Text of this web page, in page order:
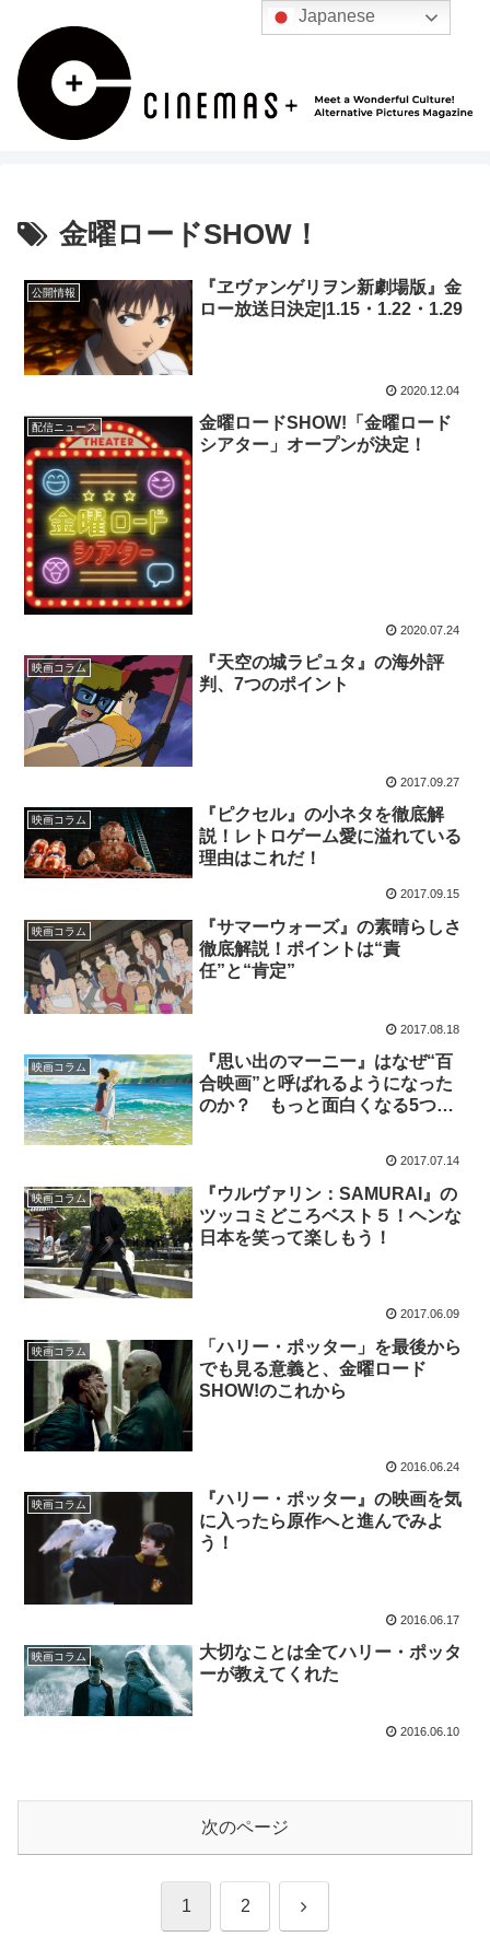
金曜ロードSHOW！
公開情報
『ヱヴァンゲリヲン新劇場版』金
ロー放送日決定|1.15・1.22・1.29
2020.12.04
配信ニュース
金曜ロードSHOW!「金曜ロード
シアター」オープンが決定！
2020.07.24
映画コラム
『天空の城ラピュタ』の海外評
判、7つのポイント
2017.09.27
映画コラム
『ピクセル』の小ネタを徹底解
説！レトロゲーム愛に溢れている
理由はこれだ！
2017.09.15
映画コラム
『サマーウォーズ』の素晴らしさ
徹底解説！ポイントは“責
任”と“肯定”
2017.08.18
映画コラム
『思い出のマーニー』はなぜ“百
合映画”と呼ばれるようになった
のか？ もっと面白くなる5つの
2017.07.14
映画コラム
『ウルヴァリン：SAMURAI』の
ツッコミどころベスト５！ヘンな
日本を笑って楽しもう！
2017.06.09
映画コラム
「ハリー・ポッター」を最後から
でも見る意義と、金曜ロード
SHOW!のこれから
2016.06.24
映画コラム
『ハリー・ポッター』の映画を気
に入ったら原作へと進んでみよ
う！
2016.06.17
映画コラム
大切なことは全てハリー・ポッタ
ーが教えてくれた
2016.06.10
次のページ
1 2 次
Japanese